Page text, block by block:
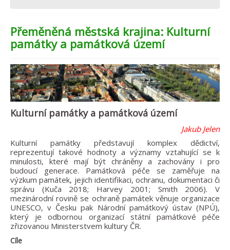
Přeměněná městská krajina: Kulturní
památky a památková území
Kulturní památky a památková území
Jakub Jelen
Kulturní památky představují komplex dědictví,
reprezentují takové hodnoty a významy vztahující se k
minulosti, které mají být chráněny a zachovány i pro
budoucí generace. Památková péče se zaměřuje na
výzkum památek, jejich identifikaci, ochranu, dokumentaci či
správu (Kuča 2018; Harvey 2001; Smith 2006). V
mezinárodní rovině se ochraně památek věnuje organizace
UNESCO, v Česku pak Národní památkový ústav (NPÚ),
který je odbornou organizací státní památkové péče
zřizovanou Ministerstvem kultury ČR.
Cíle